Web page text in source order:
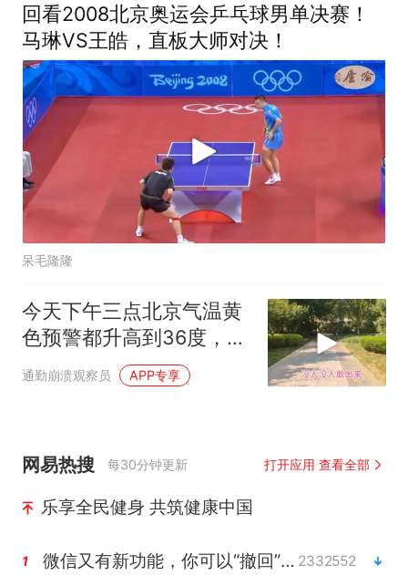
回看2008北京奥运会乒乓球男单决赛！
马琳VS王皓，直板大师对决！
呆毛隆隆
今天下午三点北京气温黄
色预警都升高到36度，我
们出来体验一下
通勤崩溃观察员 APP专享
网易热搜 每30分钟更新 打开应用 查看全部
乐享全民健身 共筑健康中国
1 微信又有新功能，你可以“撤回”你的撤回了！ 2332552